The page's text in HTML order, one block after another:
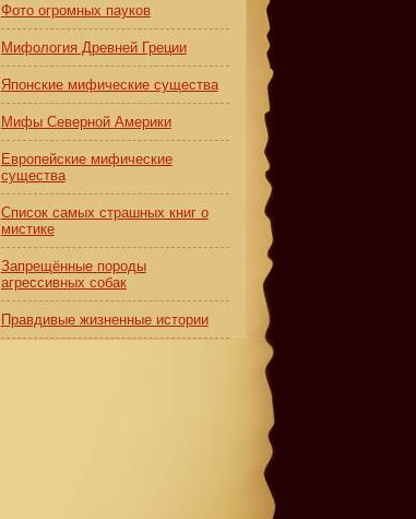
Фото огромных пауков
Мифология Древней Греции
Японские мифические существа
Мифы Северной Америки
Европейские мифические
существа
Список самых страшных книг о
мистике
Запрещённые породы
агрессивных собак
Правдивые жизненные истории